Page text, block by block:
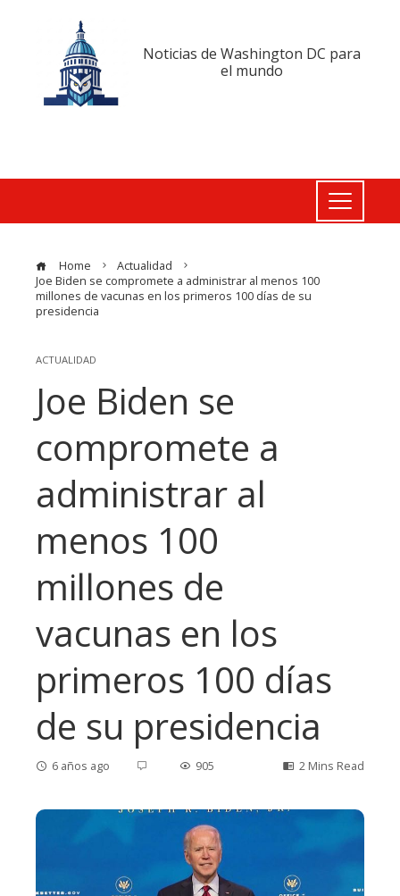
Noticias de Washington DC para
el mundo
Home
Actualidad
Joe Biden se compromete a administrar al menos 100
millones de vacunas en los primeros 100 días de su
presidencia
ACTUALIDAD
Joe Biden se
compromete a
administrar al
menos 100
millones de
vacunas en los
primeros 100 días
de su presidencia
6 años ago 905 2 Mins Read